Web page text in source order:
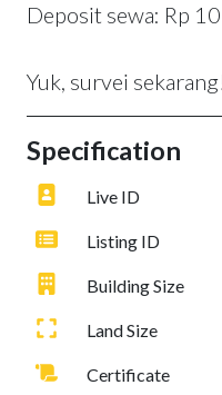
Deposit sewa: Rp
Yuk, survei
Specification
Live ID
Listing ID
Building Size
Land Size
Certificate